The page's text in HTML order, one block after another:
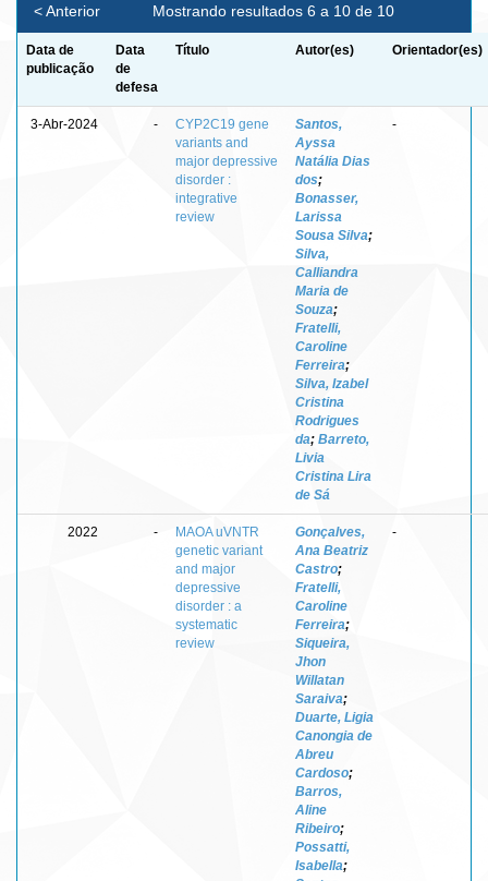
Mostrando resultados 6 a 10 de 10
< Anterior
Data de
publicação
Data
de
defesa
Título Autor(es) Orientador(es)
3-Abr-2024 -
CYP2C19 gene
variants and
major depressive
disorder :
integrative
review
Santos,
Ayssa
Natália Dias
dos;
Bonasser,
Larissa
Sousa Silva;
Silva,
Calliandra
Maria de
Souza;
Fratelli,
Caroline
Ferreira;
Silva, Izabel
Cristina
Rodrigues
da; Barreto,
Livia
Cristina Lira
de Sá
-
2022 -
MAOA uVNTR
genetic variant
and major
depressive
disorder : a
systematic
review
Gonçalves,
Ana Beatriz
Castro;
Fratelli,
Caroline
Ferreira;
Siqueira,
Jhon
Willatan
Saraiva;
Duarte, Ligia
Canongia de
Abreu
Cardoso;
Barros,
Aline
Ribeiro;
Possatti,
Isabella;
-